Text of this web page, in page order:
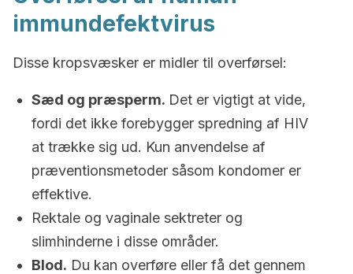
immundefektvirus
Disse kropsvæsker er midler til overførsel:
Sæd og præsperm. Det er vigtigt at vide,
fordi det ikke forebygger spredning af HIV
at trække sig ud. Kun anvendelse af
præventionsmetoder såsom kondomer er
effektive.
Rektale og vaginale sektreter og
slimhinderne i disse områder.
Blod. Du kan overføre eller få det gennem